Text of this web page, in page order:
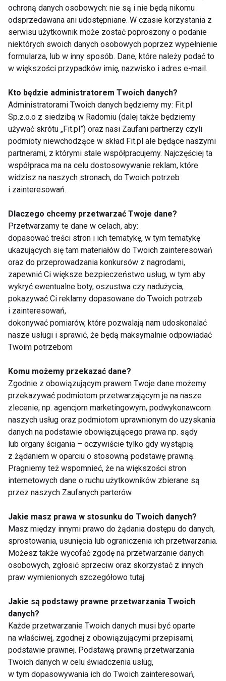
Dbaj o relacje z partnerem– dzieci widzą co się
dzieje w małżeństwie, dlatego jeśli kłócicie się przy
dzieciach i nie potraficie znaleźć wspólnego języka,
dzieci nie będą traktował was poważnie, oddalając
od was i popadając w nałogi. Warto zatem dbać o
przyjazną atmosferę w domu i na bieżąco
rozwiązywać problemy.
Każdego dnia zadawaj sobie pytania czego
oczekujesz w relacji z dzieckiem i staraj się
realizować swoje zamierzenia. Będąc
konsekwentnym, więcej osiągniesz, budując w
oczach dziecka autorytet . Pamiętaj, że dzieci
analizują wasze zachowania, ucząc się w ten
siebie.
Nie bądź sztywny!
Nie musisz od razu przyswajać
slangu swojej pociechy, by być "cool". Wystarczy, że
od czasu do czasu wykażesz się poczuciem
humoru i zamiast naburmuszonego staruszka
staniesz się "w porzo" w opinii swojego
nastoletniego dziecka. W końcu tak nie wiele
potrzeba, by obdarzyć kogoś uśmiechem, który w
relacjach zawsze pomaga!
www.dziecko.fit.pl
RODZICE EDUKACJA DZIECKA DZIECKO
Rodzice
Rodzice boją się, że
ich dzieci będą miały
nadwagę, jednak
zasady zdrowego
stylu życia w praktyce
Inhalator PIC AIREasy
On - Sprzęt, który
powinni mieć w domu
rodzice
Eksperci z Instytutu
Matki i Dziecka apelują
Medycy apelują:
Rodzice, zaszczepcie
ochroną danych osobowych: nie są i nie będą nikomu
odsprzedawana ani udostępniane. W czasie korzystania z
serwisu użytkownik może zostać poproszony o podanie
niektórych swoich danych osobowych poprzez wypełnienie
formularza, lub w inny sposób. Dane, które należy podać to
w większości przypadków imię, nazwisko i adres e-mail.
Kto będzie administratorem Twoich danych?
Administratorami Twoich danych będziemy my: Fit.pl
Sp.z.o.o z siedzibą w Radomiu (dalej także będziemy
używać skrótu „Fit.pl”) oraz nasi Zaufani partnerzy czyli
podmioty niewchodzące w skład Fit.pl ale będące naszymi
partnerami, z którymi stale współpracujemy. Najczęściej ta
współpraca ma na celu dostosowywanie reklam, które
widzisz na naszych stronach, do Twoich potrzeb
i zainteresowań.
Dlaczego chcemy przetwarzać Twoje dane?
Przetwarzamy te dane w celach, aby:
dopasować treści stron i ich tematykę, w tym tematykę
ukazujących się tam materiałów do Twoich zainteresowań
oraz do przeprowadzania konkursów z nagrodami,
zapewnić Ci większe bezpieczeństwo usług, w tym aby
wykryć ewentualne boty, oszustwa czy nadużycia,
pokazywać Ci reklamy dopasowane do Twoich potrzeb
i zainteresowań,
dokonywać pomiarów, które pozwalają nam udoskonalać
nasze usługi i sprawić, że będą maksymalnie odpowiadać
Twoim potrzebom
Komu możemy przekazać dane?
Zgodnie z obowiązującym prawem Twoje dane możemy
przekazywać podmiotom przetwarzającym je na nasze
zlecenie, np. agencjom marketingowym, podwykonawcom
naszych usług oraz podmiotom uprawnionym do uzyskania
danych na podstawie obowiązującego prawa np. sądy
lub organy ścigania – oczywiście tylko gdy wystąpią
z żądaniem w oparciu o stosowną podstawę prawną.
Pragniemy też wspomnieć, że na większości stron
internetowych dane o ruchu użytkowników zbierane są
przez naszych Zaufanych parterów.
Jakie masz prawa w stosunku do Twoich danych?
Masz między innymi prawo do żądania dostępu do danych,
sprostowania, usunięcia lub ograniczenia ich przetwarzania.
Możesz także wycofać zgodę na przetwarzanie danych
osobowych, zgłosić sprzeciw oraz skorzystać z innych
praw wymienionych szczegółowo tutaj.
Jakie są podstawy prawne przetwarzania Twoich
danych?
Każde przetwarzanie Twoich danych musi być oparte
na właściwej, zgodnej z obowiązującymi przepisami,
podstawie prawnej. Podstawą prawną przetwarzania
Twoich danych w celu świadczenia usług,
w tym dopasowywania ich do Twoich zainteresowań,